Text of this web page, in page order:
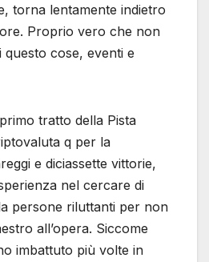
torna lentamente indietro
Proprio vero che non
cose, eventi e
tratto della Pista
q per la
e diciassette vittorie,
nel cercare di
persone riluttanti per non
all’opera. Siccome
imbattuto più volte in